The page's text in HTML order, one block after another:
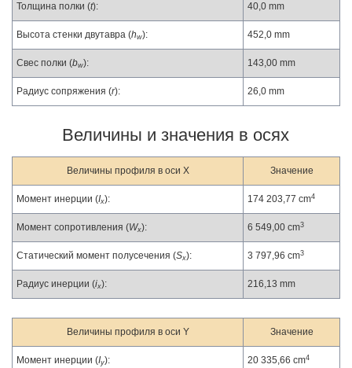
Толщина полки (t): 40,0 mm
Высота стенки двутавра (hw): 452,0 mm
Свес полки (bw): 143,00 mm
Радиус сопряжения (r): 26,0 mm
Величины и значения в осях
Величины профиля в оси X Значение
Момент инерции (Ix): 174 203,77 cm4
Момент сопротивления (Wx): 6 549,00 cm3
Статический момент полусечения (Sx): 3 797,96 cm3
Радиус инерции (ix): 216,13 mm
Величины профиля в оси Y Значение
Момент инерции (Iy): 20 335,66 cm4